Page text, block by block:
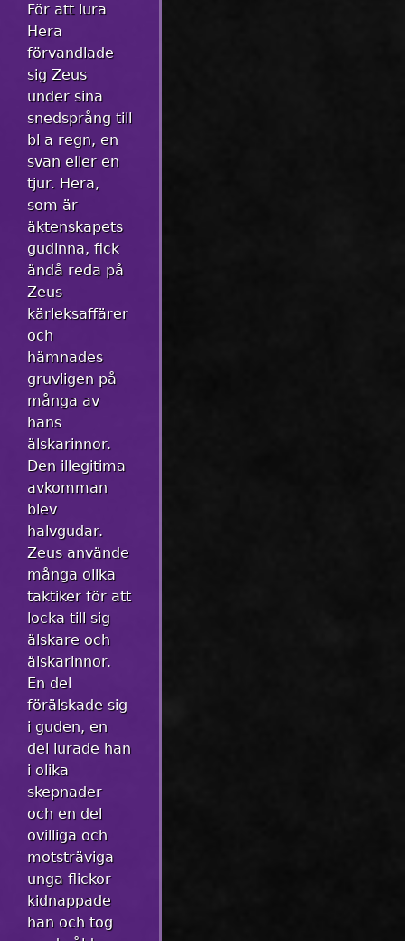
För att lura
Hera
förvandlade
sig Zeus
under sina
snedsprång till
bl a regn, en
svan eller en
tjur. Hera,
som är
äktenskapets
gudinna, fick
ändå reda på
Zeus
kärleksaffärer
och
hämnades
gruvligen på
många av
hans
älskarinnor.
Den illegitima
avkomman
blev
halvgudar.
Zeus använde
många olika
taktiker för att
locka till sig
älskare och
älskarinnor.
En del
förälskade sig
i guden, en
del lurade han
i olika
skepnader
och en del
ovilliga och
motsträviga
unga flickor
kidnappade
han och tog